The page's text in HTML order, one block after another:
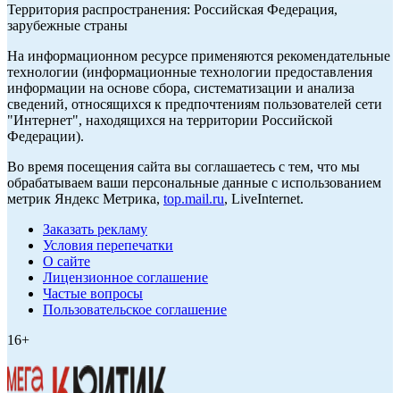
Территория распространения: Российская Федерация,
зарубежные страны
На информационном ресурсе применяются рекомендательные
технологии (информационные технологии предоставления
информации на основе сбора, систематизации и анализа
сведений, относящихся к предпочтениям пользователей сети
"Интернет", находящихся на территории Российской
Федерации).
Во время посещения сайта вы соглашаетесь с тем, что мы
обрабатываем ваши персональные данные с использованием
метрик Яндекс Метрика, top.mail.ru, LiveInternet.
Заказать рекламу
Условия перепечатки
О сайте
Лицензионное соглашение
Частые вопросы
Пользовательское соглашение
16+